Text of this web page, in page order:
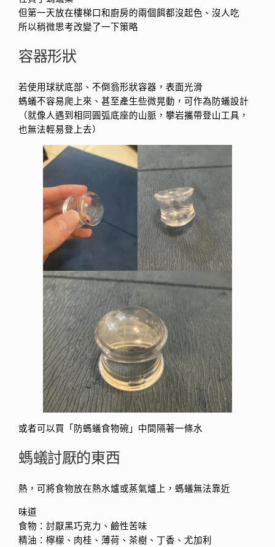
但第一天放在樓梯口和廚房的兩個餌都沒起色、沒人吃
所以稍微思考改變了一下策略
容器形狀
若使用球狀底部、不倒翁形狀容器，表面光滑
螞蟻不容易爬上來、甚至產生些微晃動，可作為防蟻設計
（就像人遇到相同圓弧底座的山脈，攀岩攜帶登山工具，
也無法輕易登上去）
或者可以買「防螞蟻食物碗」中間隔著一條水
螞蟻討厭的東西
熱，可將食物放在熱水爐或蒸氣爐上，螞蟻無法靠近
味道
食物：討厭黑巧克力、鹼性苦味
精油：檸檬、肉桂、薄荷、茶樹、丁香、尤加利